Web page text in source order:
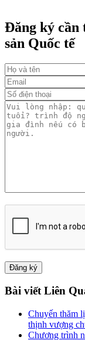
Đăng ký cần
sản Quốc tế
Bài viết Liên
Chuyến thăm
thịnh vượng
Chương trình